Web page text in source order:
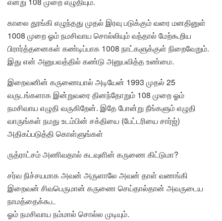
காலை தூங்கி எழுந்தது முதல் இரவு படுக்கும் வரை மனதினுள்
1008 முறை ஓம் நமசிவாய சொல்லியும் வந்தால் மேற்கூறிய
பிரார்த்தனைகள் கண்டிப்பாக 1008 நாட்களுக்குள் நிறைவேறும்.
இது என் அனுபவத்தில் கண்டு அனுபவித்த உண்மை.
இறைவனின் கருணையால் அடியேன் 1993 முதல் 25
வருடங்களாக இன்றுவரை தினந்தோறும் 108 முறை ஓம்
நமசிவாய எழுதி வருகிறேன். இதே போன்று நீங்களும் எழுதி
வாருங்கள் நமது உடம்பின் சக்தியை (பேட்டரியை சார்ஜ்)
அதிகப்படுத்தி கொள்ளுங்கள்
ருத்ராட்சம் அணிவதால் கடவுளின் கருணை கிட்டுமா?
சர்வ நிச்சயமாக அவன் அருளாலே அவன் தாள் வணங்கி
இறைவன் சிவபெருமான் கருணை செய்தால்தான் அவருடைய
நாமத்தைக்கூட
ஓம் நமசிவாய நம்மால் சொல்ல முடியும்.